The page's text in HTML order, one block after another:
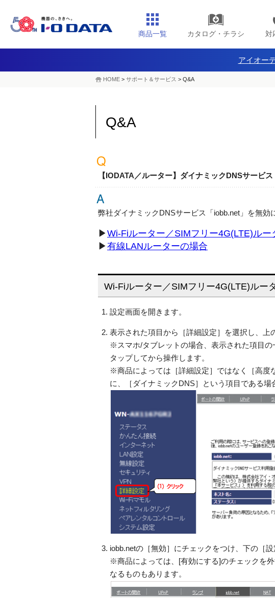
商品一覧 カタログ・チラシ 対
アイオー
HOME > サポート＆サービス > Q&A
Q&A
【IODATA／ルーター】ダイナミックDNSサービ
弊社ダイナミックDNSサービス「iobb.net」を無効
▶Wi-Fiルーター／SIMフリー4G(LTE)ル
▶有線LANルーターの場合
Wi-Fiルーター／SIMフリー4G(LTE)ルー
設定画面を開きます。
表示された項目から［詳細設定］を選択し、上
※スマホ/タブレットの場合、表示された項目
タップしてから操作します。
※商品によっては［詳細設定］ではなく［高度
に、［ダイナミックDNS］という項目である場
iobb.netの［無効］にチェックをつけ、下の［設
※商品によっては、[有効にする]のチェックを
なるものもあります。